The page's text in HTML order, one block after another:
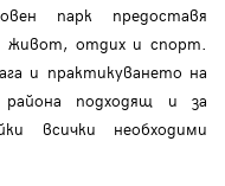
парк предоставя
живот, отдих и спорт.
и практикуването на
подходящ и за
всички необходими